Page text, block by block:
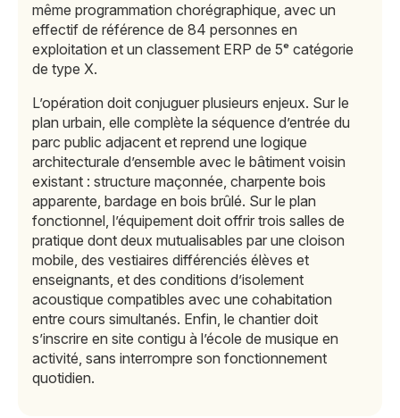
même programmation chorégraphique, avec un
effectif de référence de 84 personnes en
exploitation et un classement ERP de 5ᵉ catégorie
de type X.
L’opération doit conjuguer plusieurs enjeux. Sur le
plan urbain, elle complète la séquence d’entrée du
parc public adjacent et reprend une logique
architecturale d’ensemble avec le bâtiment voisin
existant : structure maçonnée, charpente bois
apparente, bardage en bois brûlé. Sur le plan
fonctionnel, l’équipement doit offrir trois salles de
pratique dont deux mutualisables par une cloison
mobile, des vestiaires différenciés élèves et
enseignants, et des conditions d’isolement
acoustique compatibles avec une cohabitation
entre cours simultanés. Enfin, le chantier doit
s’inscrire en site contigu à l’école de musique en
activité, sans interrompre son fonctionnement
quotidien.